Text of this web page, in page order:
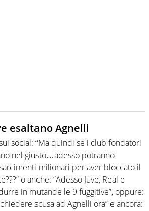
esaltano Agnelli
social: “Ma quindi se i club fondatori
nel giusto…adesso potranno
milionari per aver bloccato il
o anche: “Adesso Juve, Real e
in mutande le 9 fuggitive”, oppure:
scusa ad Agnelli ora” e ancora: